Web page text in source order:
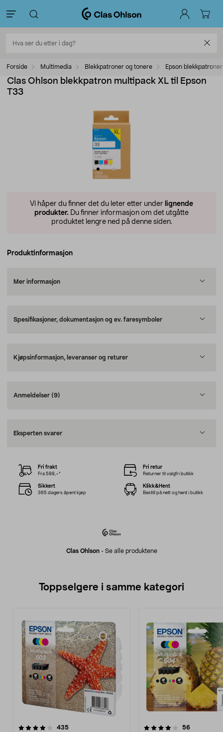
Forside Multimedia Blekkpatroner og tonere Epson blekkpatroner
Clas Ohlson blekkpatron multipack XL til Epson
T33
Vi håper du finner det du leter etter under lignende
produkter. Du finner informasjon om det utgåtte
produktet lengre ned på denne siden.
Produktinformasjon
Mer informasjon
Spesifikasjoner, dokumentasjon og ev. faresymboler
Kjøpsinformasjon, leveranser og returer
Anmeldelser (9)
Eksperten svarer
Clas Ohlson- Se alle produktene
Fri frakt
Fra 599,–*
Fri retur
Returner til valgfri butikk
Sikkert
365 dagers åpent kjøp
Klikk&Hent
Bestill på nett og hent i butikk
Toppselgere i samme kategori
435anmeldelser
4.0 av 5 stjerner 56
4.5 av 5 stjerner